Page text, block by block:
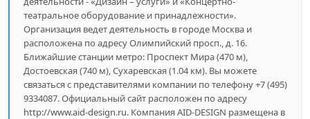
театральное оборудование и принадлежности».
Организация ведет деятельность в городе Москва и
расположена по адресу Олимпийский просп., д. 16.
Ближайшие станции метро: Проспект Мира (470 м),
Достоевская (740 м), Сухаревская (1.04 км). Вы можете
связаться с представителями компании по телефону +7 (495)
9334087. Официальный сайт расположен по адресу
http://www.aid-design.ru. Компания AID-DESIGN размещена в